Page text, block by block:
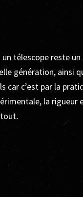
un télescope reste
génération, ainsi
c’est par la
la